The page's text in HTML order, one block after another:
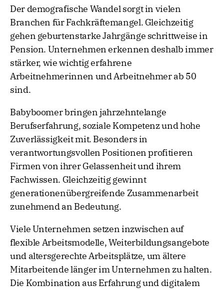
Der demografische Wandel sorgt in vielen
Branchen für Fachkräftemangel. Gleichzeitig
gehen geburtenstarke Jahrgänge schrittweise in
Pension. Unternehmen erkennen deshalb immer
stärker, wie wichtig erfahrene
Arbeitnehmerinnen und Arbeitnehmer ab 50
sind.
Babyboomer bringen jahrzehntelange
Berufserfahrung, soziale Kompetenz und hohe
Zuverlässigkeit mit. Besonders in
verantwortungsvollen Positionen profitieren
Firmen von ihrer Gelassenheit und ihrem
Fachwissen. Gleichzeitig gewinnt
generationenübergreifende Zusammenarbeit
zunehmend an Bedeutung.
Viele Unternehmen setzen inzwischen auf
flexible Arbeitsmodelle, Weiterbildungsangebote
und altersgerechte Arbeitsplätze, um ältere
Mitarbeitende länger im Unternehmen zu halten.
Die Kombination aus Erfahrung und digitalem